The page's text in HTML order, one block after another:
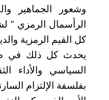
وشعور الجماهير
الرأسمال الرمزي ”
كل القيم الرمزية
يحدث كل ذلك في
السياسي والأداء
بفلسفة الإلتزام